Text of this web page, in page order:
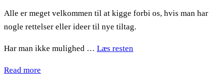
Alle er meget velkommen til at kigge forbi os, hvis man har
nogle rettelser eller ideer til nye tiltag.
Har man ikke mulighed … Læs resten
Read more